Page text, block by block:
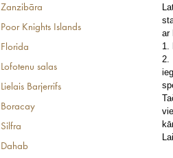
Zanzibāra
Poor Knights Islands
Florida
Lofotenu salas
Lielais Barjerrifs
Boracay
Silfra
Dahab
ar
1.
2.